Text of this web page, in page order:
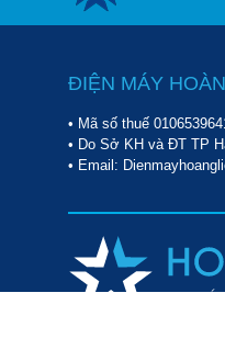
ĐIỆN MÁY
• Mã số thuế
• Do Sở KH và ĐT TP
• Email: